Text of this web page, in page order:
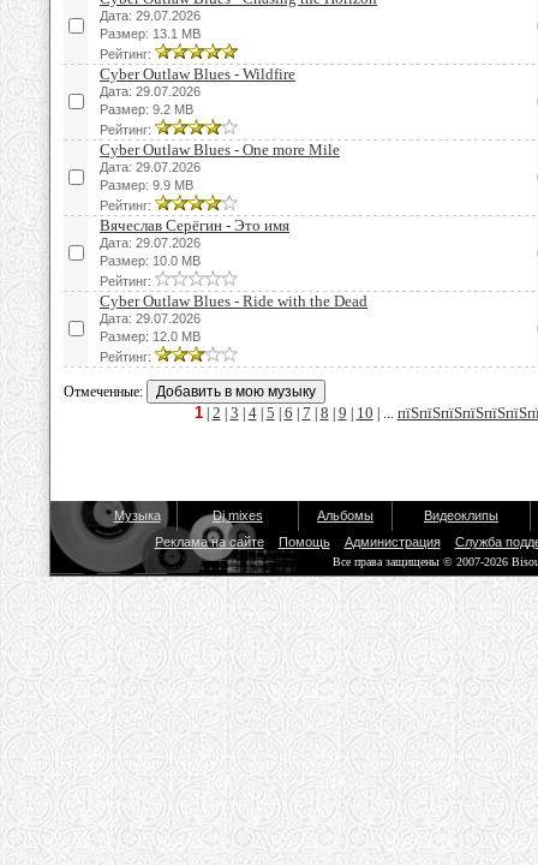
Дата: 29.07.2026
Размер: 13.1 MB
Рейтинг:
Cyber Outlaw Blues - Wildfire
Дата: 29.07.2026
Размер: 9.2 MB
Рейтинг:
Cyber Outlaw Blues - One more Mile
Дата: 29.07.2026
Размер: 9.9 MB
Рейтинг:
Вячеслав Серёгин - Это имя
Дата: 29.07.2026
Размер: 10.0 MB
Рейтинг:
Cyber Outlaw Blues - Ride with the Dead
Дата: 29.07.2026
Размер: 12.0 MB
Рейтинг:
Отмеченные:
1| 2 3 4| 5 6 7 8 9 10 | ...
Музыка Dj mixes Альбомы
Видеоклипы
Реклама на сайте
Помощь Администрация Служба
Все права защищены © 2007-2026